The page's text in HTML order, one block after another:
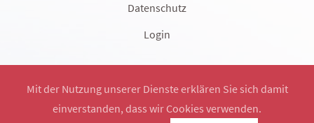
Datenschutz
Login
Mit der Nutzung unserer Dienste erklären Sie sich damit
einverstanden, dass wir Cookies verwenden.